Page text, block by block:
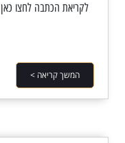
לקריאת הכתבה לחצו כאן
המשך קריאה >